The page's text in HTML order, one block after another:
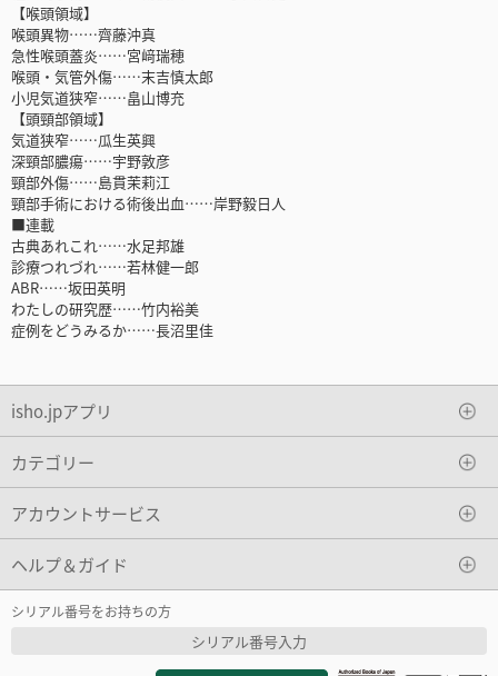
【喉頭領域】
喉頭異物……齊藤沖真
急性喉頭蓋炎……宮﨑瑞穂
喉頭・気管外傷……末吉慎太郎
小児気道狭窄……畠山博充
【頭頸部領域】
気道狭窄……瓜生英興
深頸部膿瘍……宇野敦彦
頸部外傷……島貫茉莉江
頸部手術における術後出血……岸野毅日人
■連載
古典あれこれ……水足邦雄
診療つれづれ……若林健一郎
ABR……坂田英明
わたしの研究歴……竹内裕美
症例をどうみるか……長沼里佳
isho.jpアプリ
カテゴリー
アカウントサービス
ヘルプ＆ガイド
シリアル番号をお持ちの方
シリアル番号入力